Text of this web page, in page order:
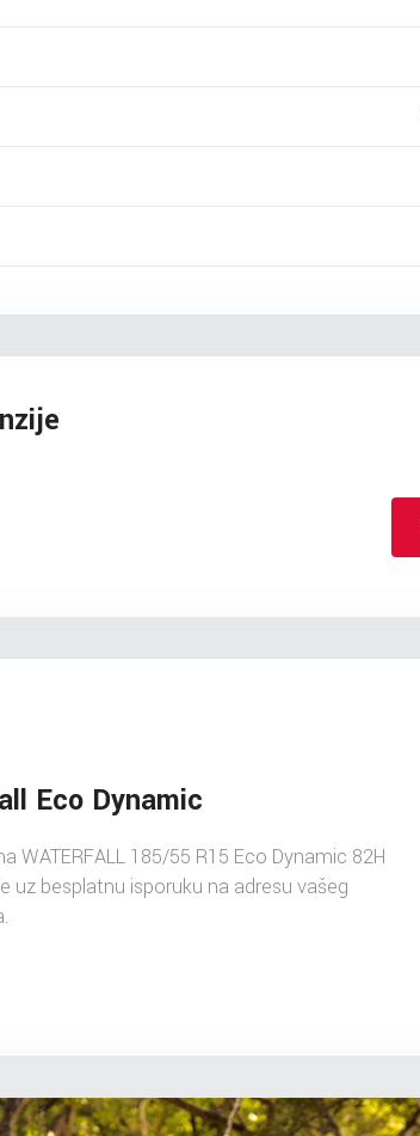
Eco Dynamic
WATERFALL 185/55 R15 Eco Dynamic 82H
uz besplatnu isporuku na adresu vašeg